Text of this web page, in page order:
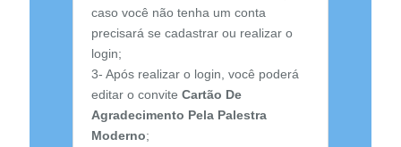
caso você não tenha um conta
precisará se cadastrar ou realizar o
login;
3- Após realizar o login, você poderá
editar o convite Cartão De
Agradecimento Pela Palestra
Moderno;